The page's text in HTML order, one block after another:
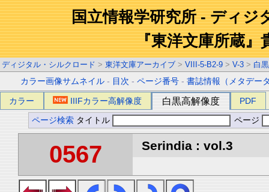
国立情報学研究所 - ディジ
『東洋文庫所蔵』
ディジタル・シルクロード > 東洋文庫アーカイブ > VIII-5-B2-9 > V-3 > 白
カラー画像サムネイル - 目次 -ページ番号 -書誌情報（メタデー
カラー IIIFカラー高解像度 白黒高解像度 PDF
ページ検索 タイトル ページ
0567 Serindia : vol.3